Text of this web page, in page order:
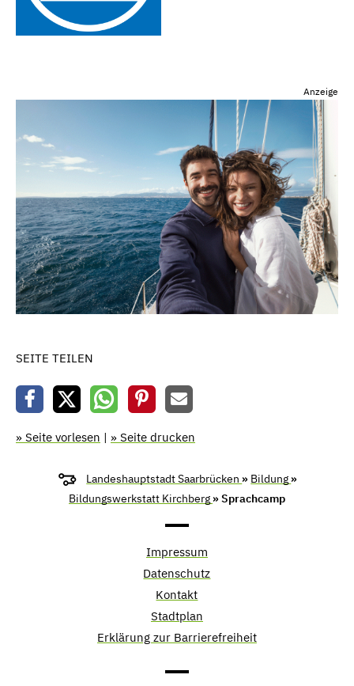
Anzeige
SEITE TEILEN
» Seite vorlesen | » Seite drucken
Landeshauptstadt Saarbrücken » Bildung »
Bildungswerkstatt Kirchberg » Sprachcamp
Impressum
Datenschutz
Kontakt
Stadtplan
Erklärung zur Barrierefreiheit